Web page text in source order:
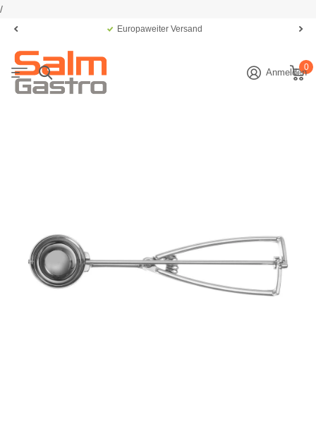
/
Europaweiter Versand
Anmelden0